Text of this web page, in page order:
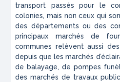
transport passés pour le
colonies, mais non ceux qui
des départements ou des
principaux marchés de
communes relèvent aussi
depuis que les marchés
de balayage, de pompes
des marchés de travaux